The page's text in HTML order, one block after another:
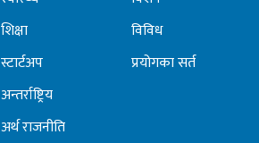
शिक्षा
स्टार्टअप
अन्तर्राष्ट्रिय
अर्थ राजनीति
विविध
प्रयोगका सर्त